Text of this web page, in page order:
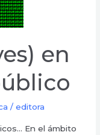
en
/editora
En el ámbito